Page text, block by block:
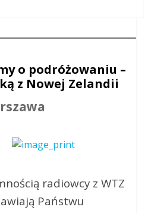
o podróżowaniu –
z Nowej Zelandii
radiowcy z WTZ
Państwu